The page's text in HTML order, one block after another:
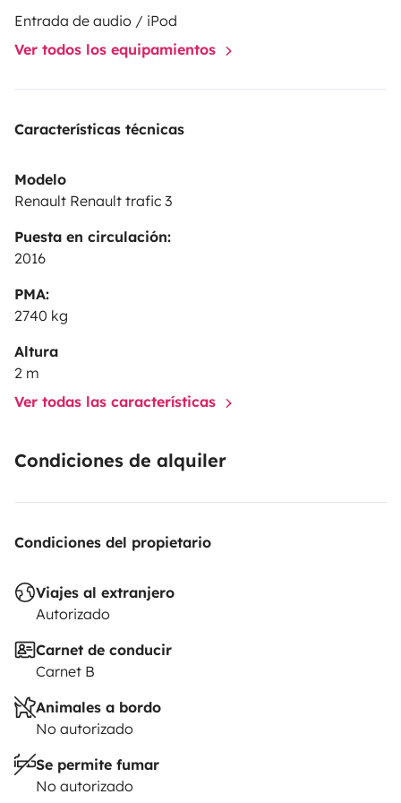
Discreet 'safe' for valuables (computer, papers, etc.)
Cooking and dining equipment
Fire extinguisher
Road map of Europe
No built-in refrigerator or fixed gas.
🚿 Shower and autonomy
Decathlon solar shower
Privacy curtain for outdoor showering
Powered by a portable battery (rechargeable via
🏄‍♂️ Perfect for surfers/athletes
Large under-bed storage space that can
accommodate 3 surfboards (6\'6', 5\'8', 6\')
Entrada de audio / iPod
Ver todos los equipamientos
Características técnicas
Modelo
Renault Renault trafic 3
Puesta en circulación:
2016
PMA:
2740 kg
Altura
2 m
Ver todas las características
Condiciones de alquiler
Condiciones del propietario
Viajes al extranjero
Autorizado
Carnet de conducir
Carnet B
Animales a bordo
No autorizado
Se permite fumar
No autorizado